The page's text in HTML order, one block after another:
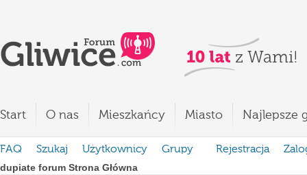
Start O nas Mieszkańcy Miasto Najlepsze
FAQ Szukaj Użytkownicy Grupy Rejestracja
dupiate forum Strona Główna